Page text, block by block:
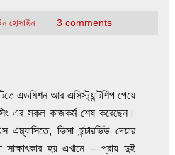
হোসাইন 3 comments
এডমিশন আর এসিস্ট্যান্টশিপ পেয়ে
এর সকল কাজকর্ম শেষ করেছেন।
ভিসা ইন্টারভিউ দেয়ার
হয় এখানে – প্রায় দুই